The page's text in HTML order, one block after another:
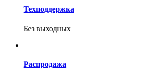
Техподдержка
Без выходных
Распродажа